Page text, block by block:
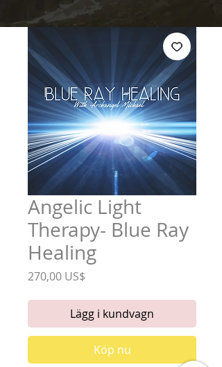
Angelic Light
Therapy- Blue Ray
Healing
270,00 US$
Lägg i kundvagn
Köp nu